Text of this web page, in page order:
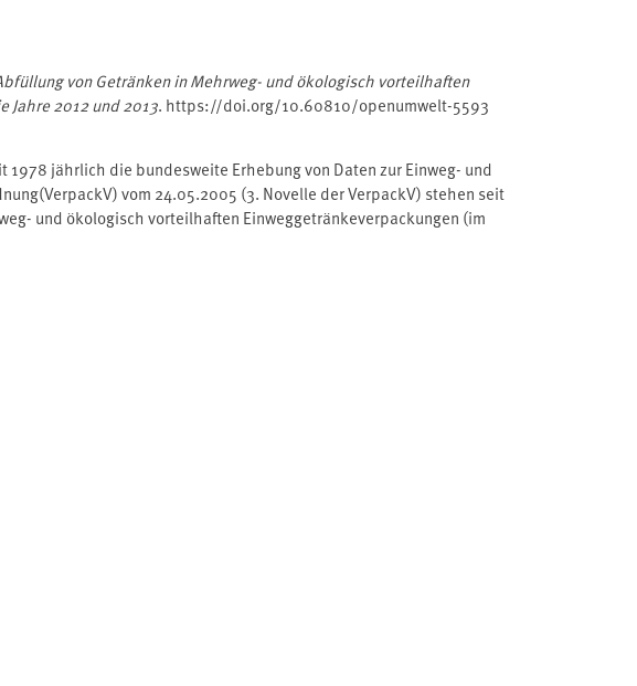
von Getränken in Mehrweg- und ökologisch vorteilhaften
Jahre 2012 und 2013. https://doi.org/10.60810/openumwelt-5593
jährlich die bundesweite Erhebung von Daten zur Einweg- und
vom 24.05.2005 (3. Novelle der VerpackV) stehen seit
und ökologisch vorteilhaften Einweggetränkeverpackungen (im